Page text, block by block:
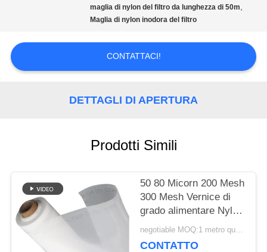
RICHIEDA
MAPPA
DEL
SITO
maglia di nylon del filtro da lunghezza di 50m,
Maglia di nylon inodora del filtro
CONTATTACI!
DETTAGLI DI APERTURA
Prodotti Simili
50 80 Micorn 200 Mesh
300 Mesh Vernice di
grado alimentare Nylon
Filter Mesh Stoffa
negotiable MOQ:1 metro quadrato
CONTATTO